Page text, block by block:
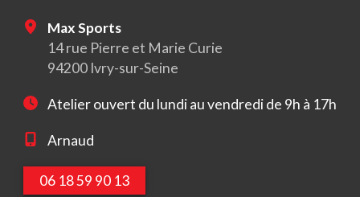
Max Sports
14 rue Pierre et Marie Curie
94200 Ivry-sur-Seine
Atelier ouvert du lundi au vendredi de 9h à 17h
Arnaud
06 18 59 90 13